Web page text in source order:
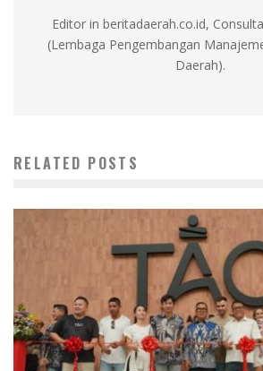
Editor in beritadaerah.co.id,
(Lembaga Pengembangan
Daerah).
RELATED POSTS